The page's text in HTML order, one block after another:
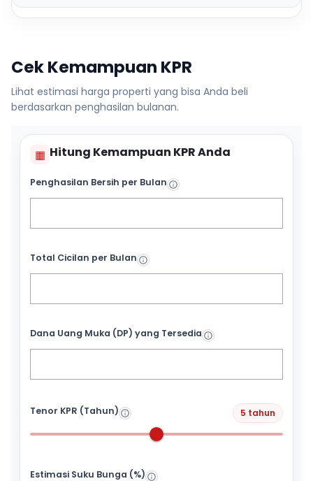
Cek Kemampuan KPR
Lihat estimasi harga properti yang bisa Anda beli
berdasarkan penghasilan bulanan.
▦ Hitung Kemampuan KPR Anda
Penghasilan Bersih per Bulan
Total Cicilan per Bulan
Dana Uang Muka (DP) yang Tersedia
Tenor KPR (Tahun) 5 tahun
Estimasi Suku Bunga (%)